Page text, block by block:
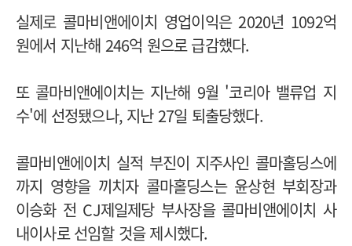
실제로 콜마비앤에이치 영업이익은 2020년 1092억
원에서 지난해 246억 원으로 급감했다.
또 콜마비앤에이치는 지난해 9월 '코리아 밸류업 지
수'에 선정됐으나, 지난 27일 퇴출당했다.
콜마비앤에이치 실적 부진이 지주사인 콜마홀딩스에
까지 영향을 끼치자 콜마홀딩스는 윤상현 부회장과
이승화 전 CJ제일제당 부사장을 콜마비앤에이치 사
내이사로 선임할 것을 제시했다.